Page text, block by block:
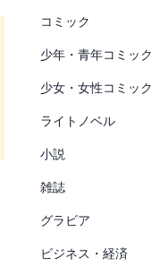
コミック
少年・青年コミック
少女・女性コミック
ライトノベル
小説
雑誌
グラビア
ビジネス・経済